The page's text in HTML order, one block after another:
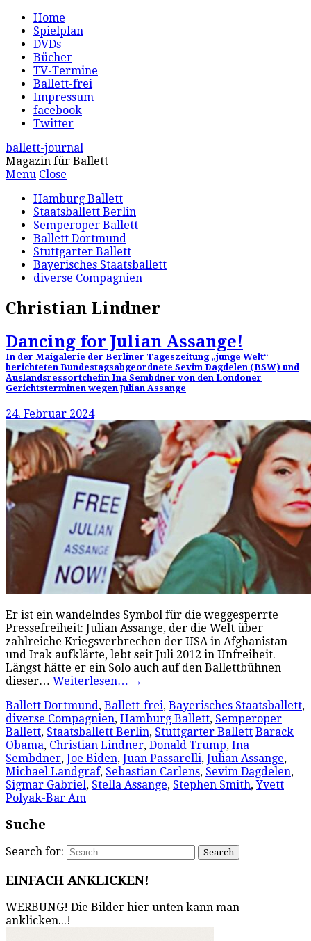
Home
Spielplan
DVDs
Bücher
TV-Termine
Ballett-frei
Impressum
facebook
Twitter
ballett-journal
Magazin für Ballett
Menu Close
Hamburg Ballett
Staatsballett Berlin
Semperoper Ballett
Ballett Dortmund
Stuttgarter Ballett
Bayerisches Staatsballett
diverse Compagnien
Christian Lindner
Dancing for Julian Assange!
In der Maigalerie der Berliner Tageszeitung „junge Welt“
berichteten Bundestagsabgeordnete Sevim Dagdelen (BSW) und
Auslandsressortchefin Ina Sembdner von den Londoner
Gerichtsterminen wegen Julian Assange
24. Februar 2024
Er ist ein wandelndes Symbol für die weggesperrte
Pressefreiheit: Julian Assange, der die Welt über
zahlreiche Kriegsverbrechen der USA in Afghanistan
und Irak aufklärte, lebt seit Juli 2012 in Unfreiheit.
Längst hätte er ein Solo auch auf den Ballettbühnen
dieser… Weiterlesen… →
Ballett Dortmund, Ballett-frei, Bayerisches Staatsballett,
diverse Compagnien, Hamburg Ballett, Semperoper
Ballett, Staatsballett Berlin, Stuttgarter Ballett Barack
Obama, Christian Lindner, Donald Trump, Ina
Sembdner, Joe Biden, Juan Passarelli, Julian Assange,
Michael Landgraf, Sebastian Carlens, Sevim Dagdelen,
Sigmar Gabriel, Stella Assange, Stephen Smith,Yvett
Polyak-Bar Am
Suche
Search for:
EINFACH ANKLICKEN!
WERBUNG! Die Bilder hier unten kann man
anklicken...!